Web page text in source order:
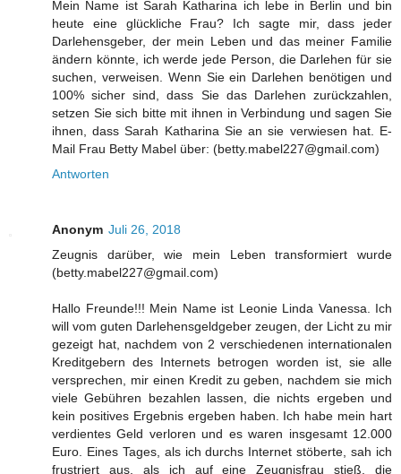
Mein Name ist Sarah Katharina ich lebe in Berlin und bin
heute eine glückliche Frau? Ich sagte mir, dass jeder
Darlehensgeber, der mein Leben und das meiner Familie
ändern könnte, ich werde jede Person, die Darlehen für sie
suchen, verweisen. Wenn Sie ein Darlehen benötigen und
100% sicher sind, dass Sie das Darlehen zurückzahlen,
setzen Sie sich bitte mit ihnen in Verbindung und sagen Sie
ihnen, dass Sarah Katharina Sie an sie verwiesen hat. E-
Mail Frau Betty Mabel über: (betty.mabel227@gmail.com)
Antworten
Anonym Juli 26, 2018
Zeugnis darüber, wie mein Leben transformiert wurde
(betty.mabel227@gmail.com)
Hallo Freunde!!! Mein Name ist Leonie Linda Vanessa. Ich
will vom guten Darlehensgeldgeber zeugen, der Licht zu mir
gezeigt hat, nachdem von 2 verschiedenen internationalen
Kreditgebern des Internets betrogen worden ist, sie alle
versprechen, mir einen Kredit zu geben, nachdem sie mich
viele Gebühren bezahlen lassen, die nichts ergeben und
kein positives Ergebnis ergeben haben. Ich habe mein hart
verdientes Geld verloren und es waren insgesamt 12.000
Euro. Eines Tages, als ich durchs Internet stöberte, sah ich
frustriert aus, als ich auf eine Zeugnisfrau stieß, die